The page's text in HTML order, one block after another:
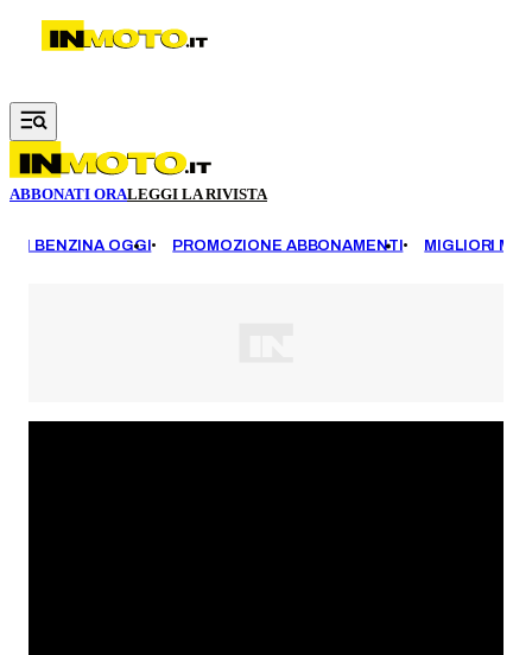
Vai al contenuto principale
ABBONATI ORALEGGI LA RIVISTA
BENZINA OGGI PROMOZIONE ABBONAMENTI MIGLIORI